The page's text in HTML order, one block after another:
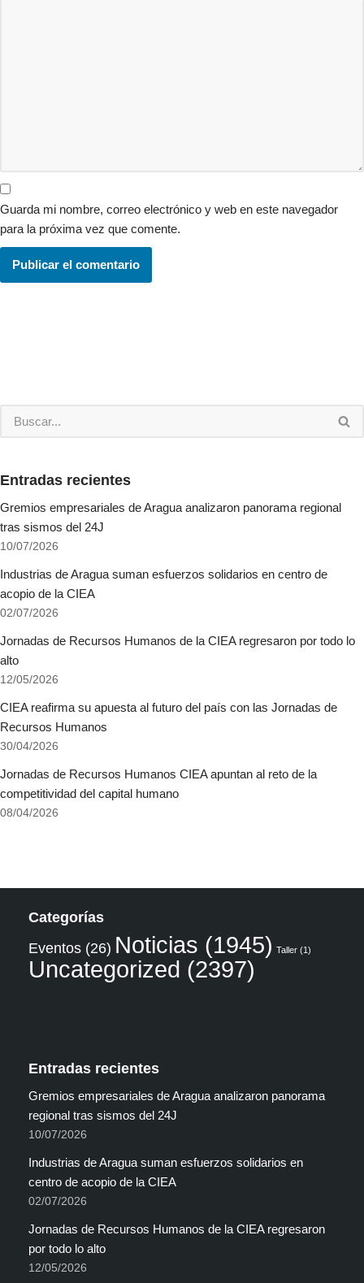
Guarda mi nombre, correo electrónico y web en este navegador
para la próxima vez que comente.
Entradas recientes
Gremios empresariales de Aragua analizaron panorama regional
tras sismos del 24J
10/07/2026
Industrias de Aragua suman esfuerzos solidarios en centro de
acopio de la CIEA
02/07/2026
Jornadas de Recursos Humanos de la CIEA regresaron por todo lo
alto
12/05/2026
CIEA reafirma su apuesta al futuro del país con las Jornadas de
Recursos Humanos
30/04/2026
Jornadas de Recursos Humanos CIEA apuntan al reto de la
competitividad del capital humano
08/04/2026
Categorías
Eventos (26) Noticias (1945) Taller (1)
Uncategorized (2397)
Entradas recientes
Gremios empresariales de Aragua analizaron panorama
regional tras sismos del 24J
10/07/2026
Industrias de Aragua suman esfuerzos solidarios en
centro de acopio de la CIEA
02/07/2026
Jornadas de Recursos Humanos de la CIEA regresaron
por todo lo alto
12/05/2026